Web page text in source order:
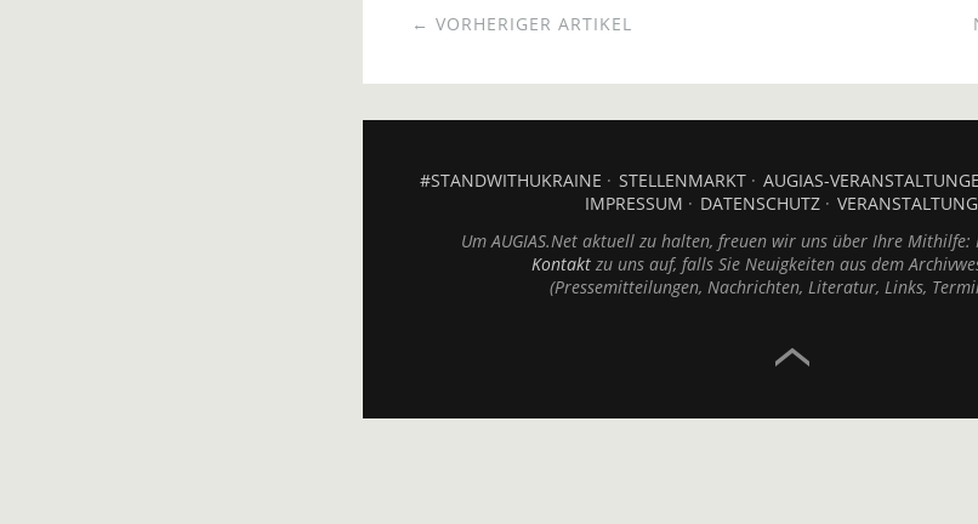
← VORHERIGER ARTIKEL
#STANDWITHUKRAINE STELLENMARKT AUGIAS-
IMPRESSUM
DATENSCHUTZ
Um AUGIAS.Net aktuell zu halten, freuen wir uns über Ihre Mithilfe:
Kontakt zu uns auf, falls Sie Neuigkeiten aus dem
(Pressemitteilungen, Nachrichten, Literatur, Links,